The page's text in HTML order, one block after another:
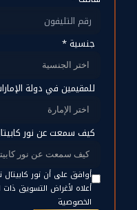
جنسية *
اختر الجنسية
للمقيمين في دولة
اختر الإمارة
كيف سمعت عن نور
كيف سمعت عن نور
أوافق على أن نور
أعلاه لأغراض التسويق
الخصوصية